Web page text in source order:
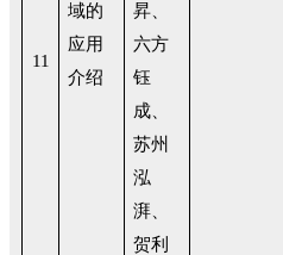
11
域的
应用
介绍
昇、
六方
钰
成、
苏州
泓
湃、
贺利